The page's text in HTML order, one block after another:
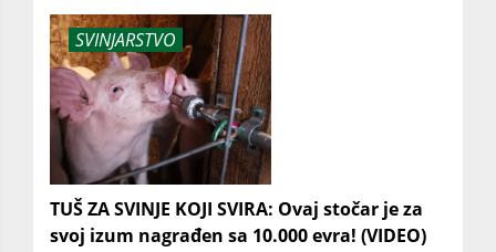
SVINJARSTVO
TUŠ ZA SVINJE KOJI SVIRA: Ovaj stočar je za
svoj izum nagrađen sa 10.000 evra! (VIDEO)